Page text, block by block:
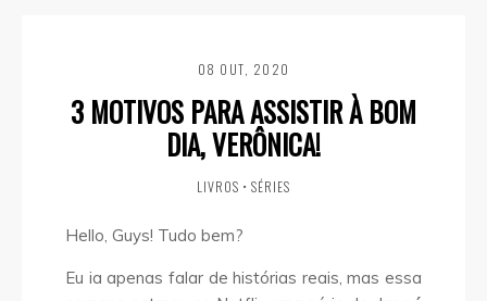
08 OUT, 2020
3 MOTIVOS PARA ASSISTIR À BOM
DIA, VERÔNICA!
LIVROS • SÉRIES
Hello, Guys! Tudo bem?
Eu ia apenas falar de histórias reais, mas essa